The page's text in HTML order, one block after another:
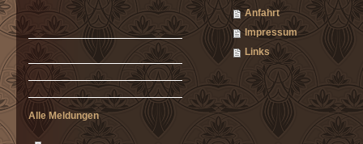
Anfahrt
Impressum
Links
Alle Meldungen